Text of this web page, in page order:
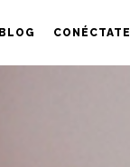
BLOG CONÉCTATE